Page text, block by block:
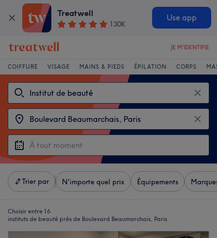
Treatwell
130K
Use app
JE M'IDENTIFIE
COIFFURE VISAGE MAINS & PIEDS ÉPILATION CORPS
Trier par N'importe quel prix Équipements
Choisir entre 16
instituts de beauté près de Boulevard Beaumarchais, Paris